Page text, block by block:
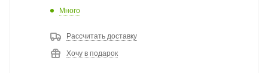
Много
Рассчитать доставку
Хочу в подарок